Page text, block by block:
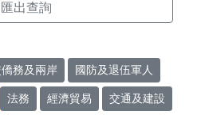
匯出查詢
務及兩岸 國防及退伍軍人
法務 經濟貿易 交通及建設